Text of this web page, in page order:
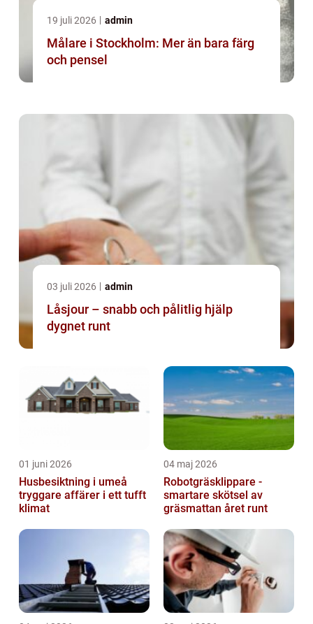
19 juli 2026 admin
Målare i Stockholm: Mer än bara färg
och pensel
03 juli 2026 admin
Låsjour – snabb och pålitlig hjälp
dygnet runt
01 juni 2026
Husbesiktning i umeå
tryggare affärer i ett tufft
klimat
04 maj 2026
Robotgräsklippare -
smartare skötsel av
gräsmattan året runt